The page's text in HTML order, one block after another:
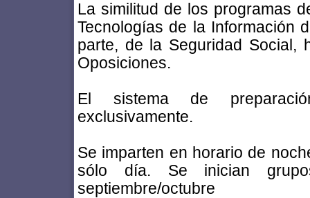
La similitud de los programas
Tecnologías de la Información
parte, de la Seguridad Social,
Oposiciones.
El sistema de
exclusivamente.
Se imparten en horario de
sólo día. Se inician
septiembre/octubre